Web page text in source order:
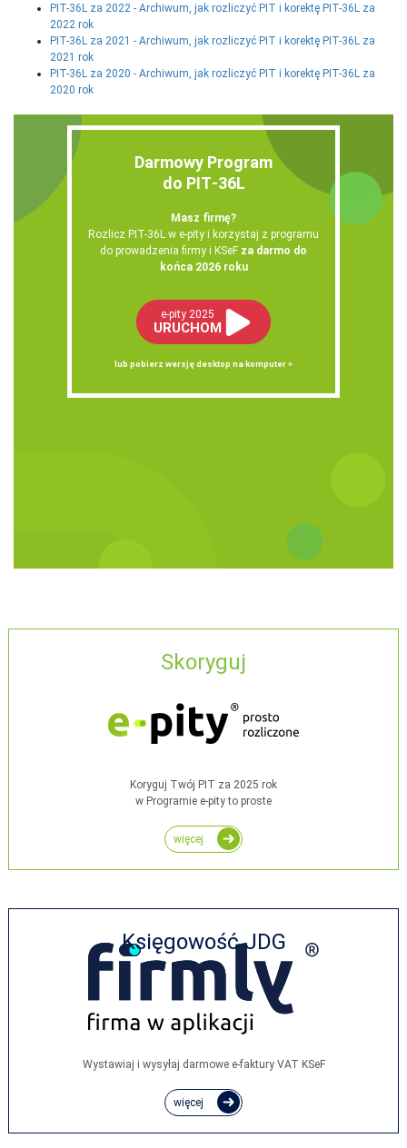
Darmowy Program
do PIT‑36L
Masz firmę?
Rozlicz PIT-36L w e-pity i korzystaj z programu
do prowadzenia firmy i KSeF za darmo do
końca 2026 roku
e-pity 2025
URUCHOM
lub pobierz wersję desktop na komputer »
PIT-36L za 2022 - Archiwum, jak rozliczyć PIT i korektę PIT-36L za
2022 rok
PIT-36L za 2021 - Archiwum, jak rozliczyć PIT i korektę PIT-36L za
2021 rok
PIT-36L za 2020 - Archiwum, jak rozliczyć PIT i korektę PIT-36L za
2020 rok
Skoryguj
Koryguj Twój PIT za 2025 rok
w Programie e-pity to proste
więcej
Księgowość JDG
Wystawiaj i wysyłaj darmowe e‑faktury VAT KSeF
więcej